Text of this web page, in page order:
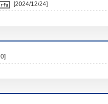
[2024/12/24]